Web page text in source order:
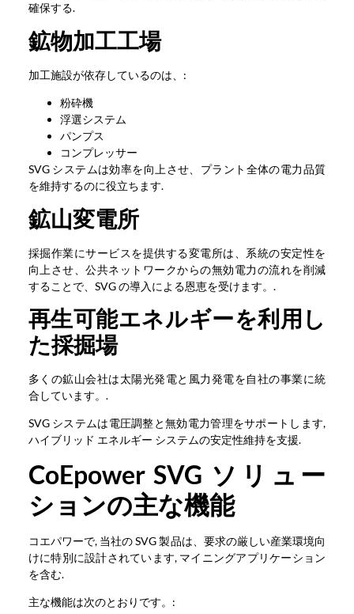
確保する.
鉱物加工工場
加工施設が依存しているのは、:
粉砕機
浮選システム
パンプス
コンプレッサー
SVG システムは効率を向上させ、プラント全体の電力品質
を維持するのに役立ちます.
鉱山変電所
採掘作業にサービスを提供する変電所は、系統の安定性を
向上させ、公共ネットワークからの無効電力の流れを削減
することで、SVG の導入による恩恵を受けます。.
再生可能エネルギーを利用し
た採掘場
多くの鉱山会社は太陽光発電と風力発電を自社の事業に統
合しています。.
SVG システムは電圧調整と無効電力管理をサポートします,
ハイブリッド エネルギー システムの安定性維持を支援.
CoEpower SVG ソリュー
ションの主な機能
コエパワーで, 当社の SVG 製品は、要求の厳しい産業環境向
けに特別に設計されています, マイニングアプリケーション
を含む.
主な機能は次のとおりです。: